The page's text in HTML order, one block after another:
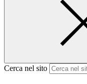
Cerca nel sito